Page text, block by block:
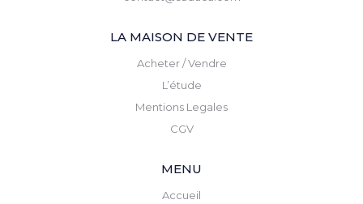
LA MAISON DE VENTE
Acheter / Vendre
L’étude
Mentions Legales
CGV
MENU
Accueil